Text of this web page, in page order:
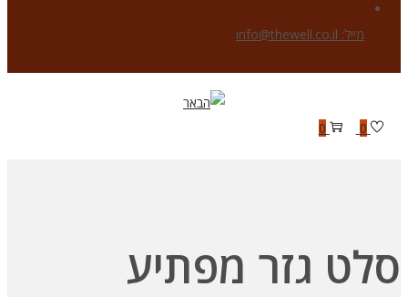
מייל: info@thewell.co.il
to
to
0
0
סלט גזר מפתיע